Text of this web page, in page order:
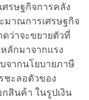
ศรษฐกิจการคลัง
มาณการเศรษฐกิจ
ดว่าจะขยายตัวที่
ลักมาจากแรง
จากนโยบายภาษี
ชะลอตัวของ
สินค้า ในรูปเงิน